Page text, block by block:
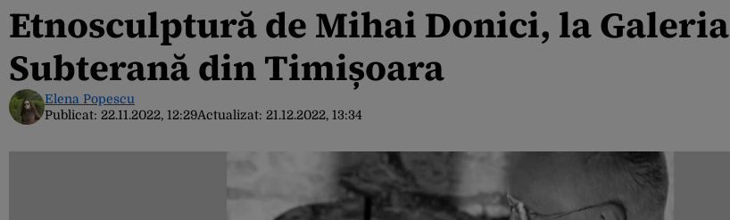
Etnosculptură de Mihai Donici, la Galeria
Subterană din Timișoara
Elena Popescu
Publicat: 22.11.2022, 12:29Actualizat: 21.12.2022, 13:34